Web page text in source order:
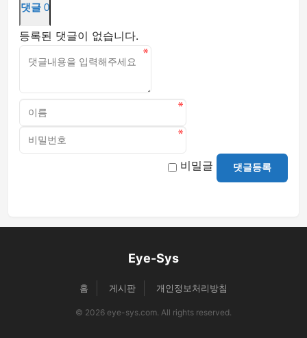
댓글 0
등록된 댓글이 없습니다.
비밀글 댓글등록
Eye-Sys
홈 게시판 개인정보처리방침
© 2026 eye-sys.com. All rights reserved.